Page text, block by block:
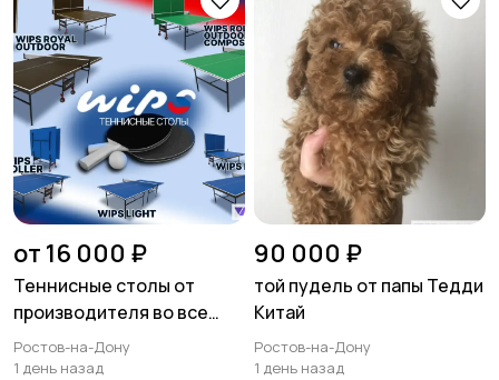
от 16 000 ₽
Теннисные столы от
производителя во все
регионы РФ
Ростов-на-Дону
1 день назад
90 000 ₽
той пудель от папы Тедди
Китай
Ростов-на-Дону
1 день назад